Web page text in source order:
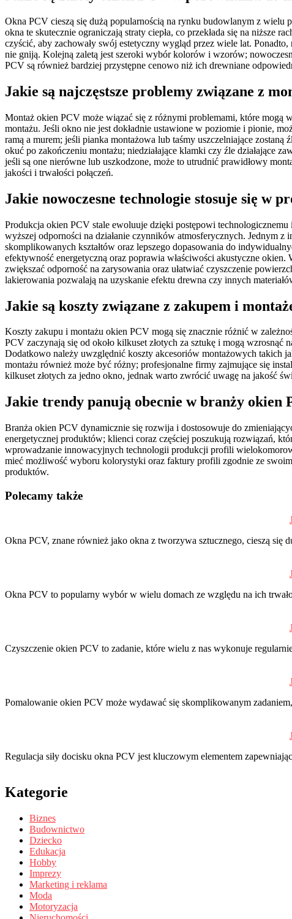
Okna PCV cieszą się dużą popularnością na rynku budowlanym z wielu
okna te skutecznie ograniczają straty ciepła, co przekłada się na
czyścić, aby zachowały swój estetyczny wygląd przez wiele lat.
nie gniją. Kolejną zaletą jest szeroki wybór kolorów i wzorów;
PCV są również bardziej przystępne cenowo niż ich drewniane
Jakie są najczęstsze problemy związane z
Montaż okien PCV może wiązać się z różnymi problemami, które mogą
montażu. Jeśli okno nie jest dokładnie ustawione w poziomie i pionie,
ramą a murem; jeśli pianka montażowa lub taśmy uszczelniające zostaną
okuć po zakończeniu montażu; niedziałające klamki czy źle działające
jeśli są one nierówne lub uszkodzone, może to utrudnić prawidłowy
jakości i trwałości połączeń.
Jakie nowoczesne technologie stosuje się w
Produkcja okien PCV stale ewoluuje dzięki postępowi
wyższej odporności na działanie czynników atmosferycznych. Jednym
skomplikowanych kształtów oraz lepszego dopasowania do
efektywność energetyczną oraz poprawia właściwości akustyczne
zwiększać odporność na zarysowania oraz ułatwiać czyszczenie
lakierowania pozwalają na uzyskanie efektu drewna czy innych
Jakie są koszty związane z zakupem i
Koszty zakupu i montażu okien PCV mogą się znacznie różnić w
PCV zaczynają się od około kilkuset złotych za sztukę i mogą
Dodatkowo należy uwzględnić koszty akcesoriów montażowych takich
montażu również może być różny; profesjonalne firmy zajmujące się
kilkuset złotych za jedno okno, jednak warto zwrócić uwagę na jakość
Jakie trendy panują obecnie w branży okien
Branża okien PCV dynamicznie się rozwija i dostosowuje do
energetycznej produktów; klienci coraz częściej poszukują rozwiązań,
wprowadzanie innowacyjnych technologii produkcji profili
mieć możliwość wyboru kolorystyki oraz faktury profili zgodnie ze
produktów.
Polecamy także
Okna PCV, znane również jako okna z tworzywa sztucznego, cieszą się
Okna PCV to popularny wybór w wielu domach ze względu na ich
Czyszczenie okien PCV to zadanie, które wielu z nas wykonuje
Pomalowanie okien PCV może wydawać się skomplikowanym
Regulacja siły docisku okna PCV jest kluczowym elementem
Kategorie
Biznes
Budownictwo
Dziecko
Edukacja
Hobby
Imprezy
Marketing i reklama
Moda
Motoryzacja